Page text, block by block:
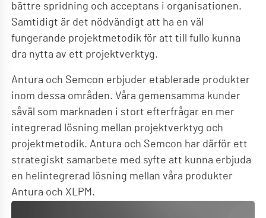
bättre spridning och acceptans i organisationen.
Samtidigt är det nödvändigt att ha en väl
fungerande projektmetodik för att till fullo kunna
dra nytta av ett projektverktyg.
Antura och Semcon erbjuder etablerade produkter
inom dessa områden. Våra gemensamma kunder
såväl som marknaden i stort efterfrågar en mer
integrerad lösning mellan projektverktyg och
projektmetodik. Antura och Semcon har därför ett
strategiskt samarbete med syfte att kunna erbjuda
en helintegrerad lösning mellan våra produkter
Antura och XLPM.